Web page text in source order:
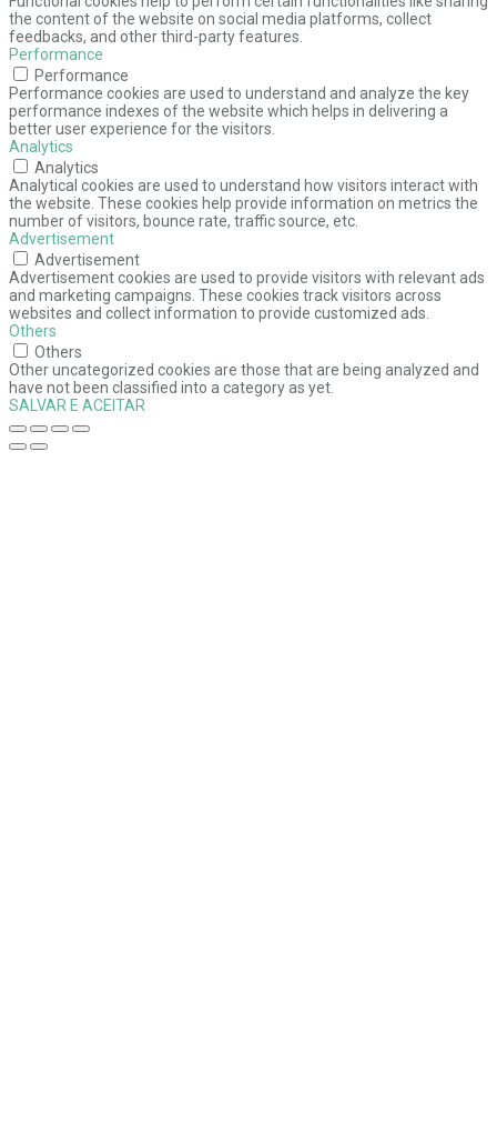
the content of the website on social media platforms, collect
feedbacks, and other third-party features.
Performance
Performance
Performance cookies are used to understand and analyze the key
performance indexes of the website which helps in delivering a
better user experience for the visitors.
Analytics
Analytics
Analytical cookies are used to understand how visitors interact with
the website. These cookies help provide information on metrics the
number of visitors, bounce rate, traffic source, etc.
Advertisement
Advertisement
Advertisement cookies are used to provide visitors with relevant ads
and marketing campaigns. These cookies track visitors across
websites and collect information to provide customized ads.
Others
Others
Other uncategorized cookies are those that are being analyzed and
have not been classified into a category as yet.
SALVAR E ACEITAR